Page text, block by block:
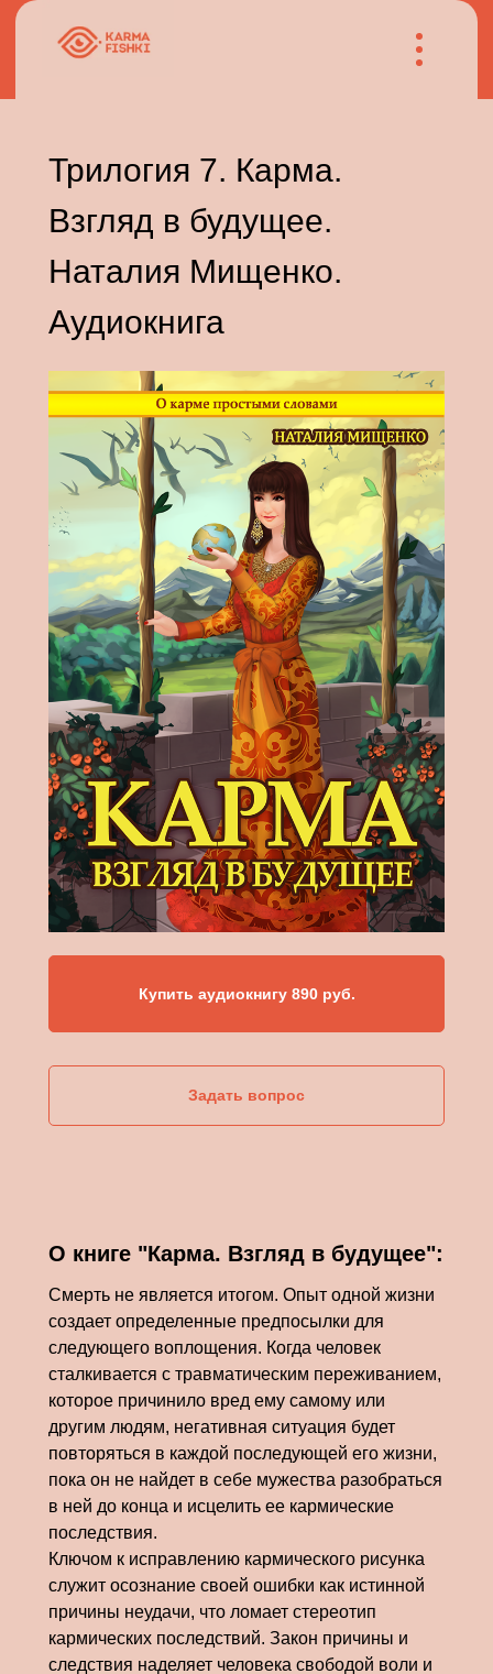
Трилогия 7. Карма.
Взгляд в будущее.
Наталия Мищенко.
Аудиокнига
Купить аудиокнигу 890 руб.
Задать вопрос
Смерть не является итогом. Опыт одной жизни
создает определенные предпосылки для
следующего воплощения. Когда человек
сталкивается с травматическим переживанием,
которое причинило вред ему самому или
другим людям, негативная ситуация будет
повторяться в каждой последующей его жизни,
пока он не найдет в себе мужества разобраться
в ней до конца и исцелить ее кармические
последствия.
Ключом к исправлению кармического рисунка
служит осознание своей ошибки как истинной
причины неудачи, что ломает стереотип
кармических последствий. Закон причины и
следствия наделяет человека свободой воли и
О книге "Карма. Взгляд в будущее":